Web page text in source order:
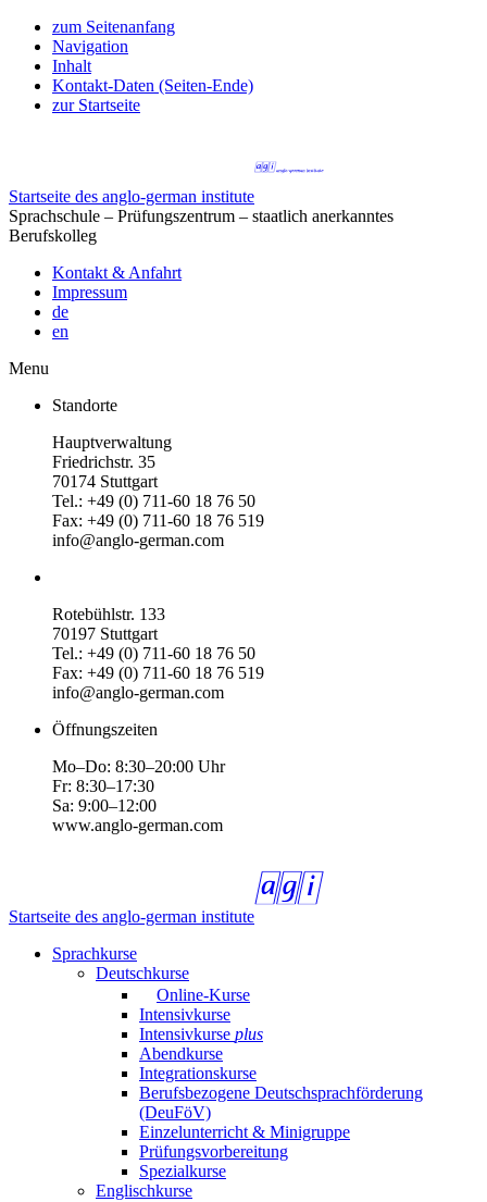
zum Seitenanfang
Navigation
Inhalt
Kontakt-Daten (Seiten-Ende)
zur Startseite
Startseite des anglo-german institute
Sprachschule – Prüfungszentrum – staatlich anerkanntes
Berufskolleg
Kontakt & Anfahrt
Impressum
de
en
Menu
Standorte
Hauptverwaltung
Friedrichstr. 35
70174 Stuttgart
Tel.: +49 (0) 711-60 18 76 50
Fax: +49 (0) 711-60 18 76 519
info@anglo-german.com
Rotebühlstr. 133
70197 Stuttgart
Tel.: +49 (0) 711-60 18 76 50
Fax: +49 (0) 711-60 18 76 519
info@anglo-german.com
Öffnungszeiten
Mo–Do: 8:30–20:00 Uhr
Fr: 8:30–17:30
Sa: 9:00–12:00
www.anglo-german.com
Startseite des anglo-german institute
Sprachkurse
Deutschkurse
Online-Kurse
Intensivkurse
Intensivkurse plus
Abendkurse
Integrationskurse
Berufsbezogene Deutschsprachförderung
(DeuFöV)
Einzelunterricht & Minigruppe
Prüfungsvorbereitung
Spezialkurse
Englischkurse